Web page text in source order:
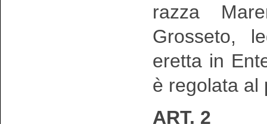
razza
Grosseto,
eretta in
è regolata al
ART. 2